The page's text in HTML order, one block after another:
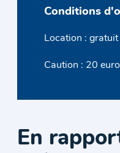
Conditions
Location : gratuit
Caution : 20
En